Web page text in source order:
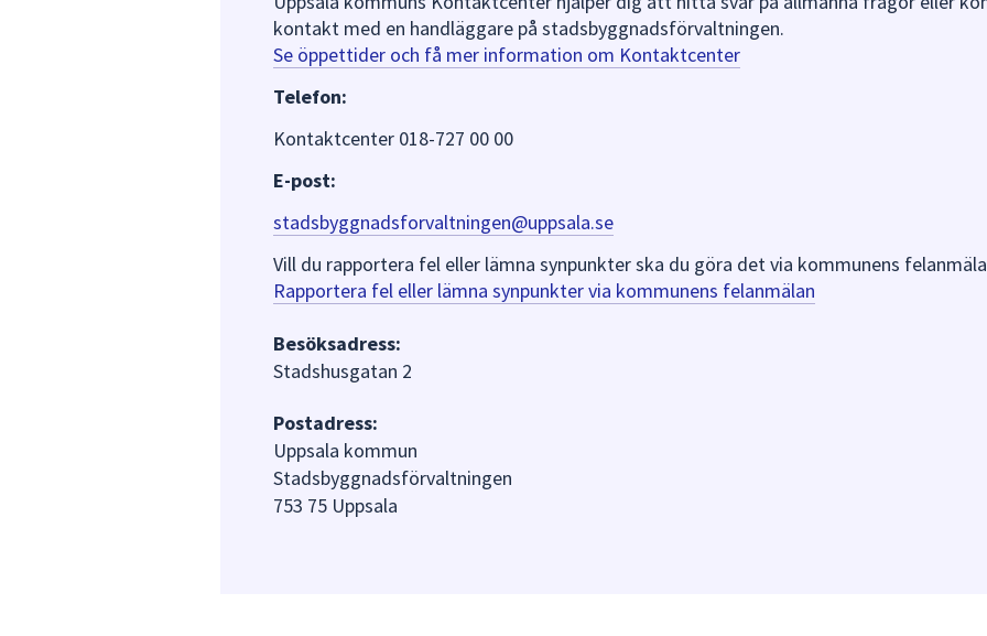
kontakt med en handläggare på stadsbyggnadsförvaltningen.
Se öppettider och få mer information om Kontaktcenter
Telefon:
Kontaktcenter 018-727 00 00
E-post:
stadsbyggnadsforvaltningen@uppsala.se
Vill du rapportera fel eller lämna synpunkter ska du göra det via kommunens
Rapportera fel eller lämna synpunkter via kommunens felanmälan
Besöksadress:
Stadshusgatan 2
Postadress:
Uppsala kommun
Stadsbyggnadsförvaltningen
753 75 Uppsala